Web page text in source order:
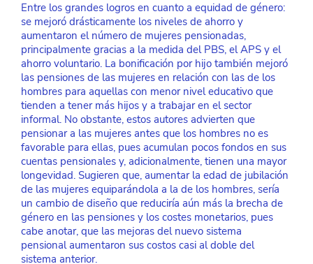
Entre los grandes logros en cuanto a equidad de género:
se mejoró drásticamente los niveles de ahorro y
aumentaron el número de mujeres pensionadas,
principalmente gracias a la medida del PBS, el APS y el
ahorro voluntario. La bonificación por hijo también mejoró
las pensiones de las mujeres en relación con las de los
hombres para aquellas con menor nivel educativo que
tienden a tener más hijos y a trabajar en el sector
informal. No obstante, estos autores advierten que
pensionar a las mujeres antes que los hombres no es
favorable para ellas, pues acumulan pocos fondos en sus
cuentas pensionales y, adicionalmente, tienen una mayor
longevidad. Sugieren que, aumentar la edad de jubilación
de las mujeres equiparándola a la de los hombres, sería
un cambio de diseño que reduciría aún más la brecha de
género en las pensiones y los costes monetarios, pues
cabe anotar, que las mejoras del nuevo sistema
pensional aumentaron sus costos casi al doble del
sistema anterior.